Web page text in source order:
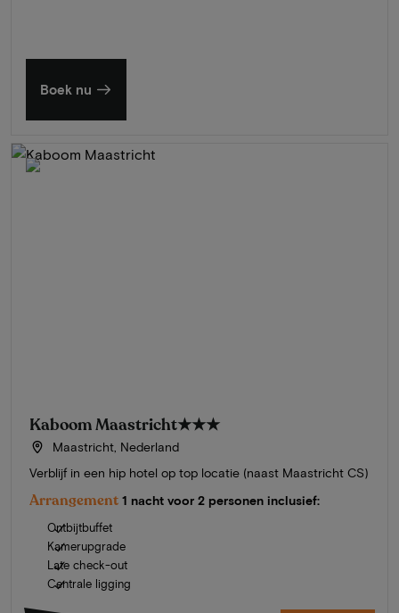
Boek nu
Kaboom Maastricht★★★
Maastricht, Nederland
Verblijf in een hip hotel op top locatie (naast Maastricht CS)
Arrangement 1 nacht voor 2 personen inclusief:
Ontbijtbuffet
Kamerupgrade
Late check-out
Centrale ligging